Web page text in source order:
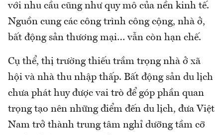
với nhu cầu cũng như quy mô của nền kinh tế.
Nguồn cung các công trình công cộng, nhà ở,
bất động sản thương mại… vẫn còn hạn chế.
Cụ thể, thị trường thiếu trầm trọng nhà ở xã
hội và nhà thu nhập thấp. Bất động sản du lịch
chưa phát huy được vai trò để góp phần quan
trọng tạo nên những điểm đến du lịch, đưa Việt
Nam trở thành trung tâm nghỉ dưỡng tầm cỡ